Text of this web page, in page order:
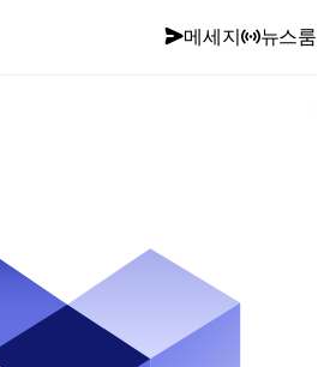
메세지 뉴스룸